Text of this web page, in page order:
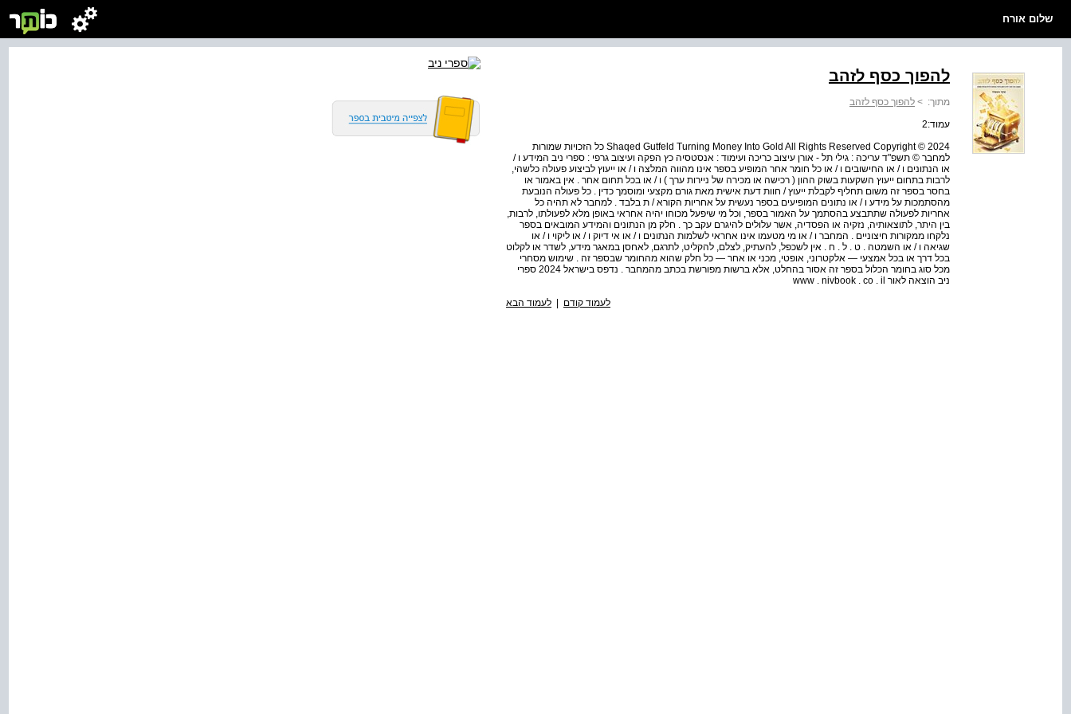
שלום אורח
להפוך כסף לזהב
מתוך: > להפוך כסף לזהב
עמוד:2
Shaqed Gutfeld Turning Money Into Gold All Rights Reserved Copyright © 2024 כל הזכויות שמורות
למחבר © תשפ"ד עריכה : גילי תל - אורן עיצוב כריכה ועימוד : אנסטסיה כץ הפקה ועיצוב גרפי : ספרי ניב המידע ו /
או הנתונים ו / או החישובים ו / או כל חומר אחר המופיע בספר אינו מהווה המלצה ו / או ייעוץ לביצוע פעולה כלשהי,
לרבות בתחום ייעוץ השקעות בשוק ההון ( רכישה או מכירה של ניירות ערך ) ו / או בכל תחום אחר . אין באמור או
בחסר בספר זה משום תחליף לקבלת ייעוץ / חוות דעת אישית מאת גורם מקצעי ומוסמך כדין . כל פעולה הנובעת
מהסתמכות על מידע ו / או נתונים המופיעים בספר נעשית על אחריות הקורא / ת בלבד . למחבר לא תהיה כל
אחריות לפעולה שתתבצע בהסתמך על האמור בספר, וכל מי שיפעל מכוחו יהיה אחראי באופן מלא לפעולתו, לרבות,
בין היתר, לתוצאותיה, נזקיה או הפסדיה, אשר עלולים להיגרם עקב כך . חלק מן הנתונים והמידע המובאים בספר
נלקחו ממקורות חיצוניים . המחבר ו / או מי מטעמו אינו אחראי לשלמות הנתונים ו / או אי דיוק ו / או ליקוי ו / או
שגיאה ו / או השמטה . ט . ל . ח . אין לשכפל, להעתיק, לצלם, להקליט, לתרגם, לאחסן במאגר מידע, לשדר או לקלוט
בכל דרך או בכל אמצעי — אלקטרוני, אופטי, מכני או אחר — כל חלק שהוא מהחומר שבספר זה . שימוש מסחרי
מכל סוג בחומר הכלול בספר זה אסור בהחלט, אלא ברשות מפורשת בכתב מהמחבר . נדפס בישראל 2024 ספרי
ניב הוצאה לאור www . nivbook . co . il
לעמוד קודם | לעמוד הבא